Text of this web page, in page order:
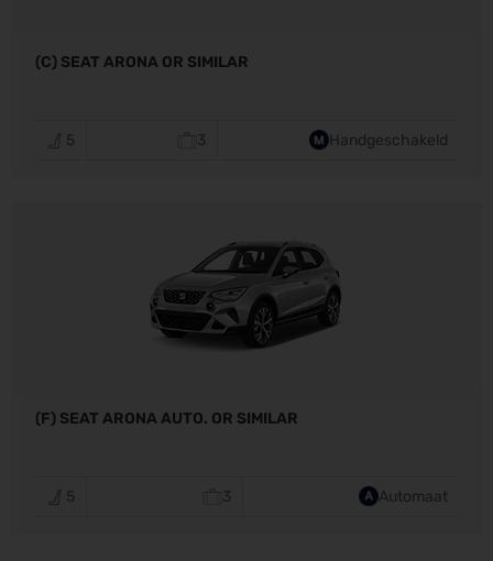
(C) SEAT ARONA OR SIMILAR
5 3 Handgeschakeld
(F) SEAT ARONA AUTO. OR SIMILAR
5 3 Automaat